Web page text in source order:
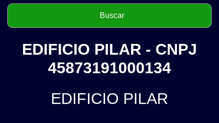
EDIFICIO PILAR - CNPJ
45873191000134
EDIFICIO PILAR